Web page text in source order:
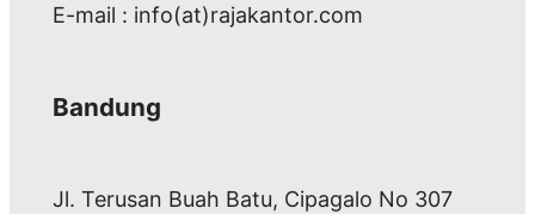
E-mail : info(at)rajakantor.com
Bandung
Jl. Terusan Buah Batu, Cipagalo No 307